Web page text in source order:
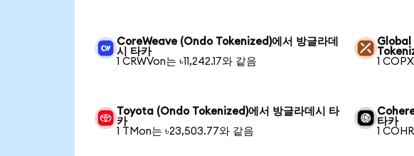
CoreWeave (Ondo Tokenized)에서 방글라데
시 타카
1 CRWVon는 ৳11,242.17와 같음
Global
1
Toyota (Ondo Tokenized)에서 방글라데시 타
카
1 TMon는 ৳23,503.77와 같음
타카
1